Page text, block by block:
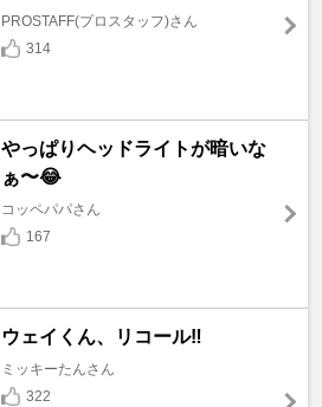
PROSTAFF(プロスタッフ)さん
314
やっぱりヘッドライトが暗いな
ぁ〜😂
コッペパパさん
167
ウェイくん、リコール‼️
ミッキーたんさん
322